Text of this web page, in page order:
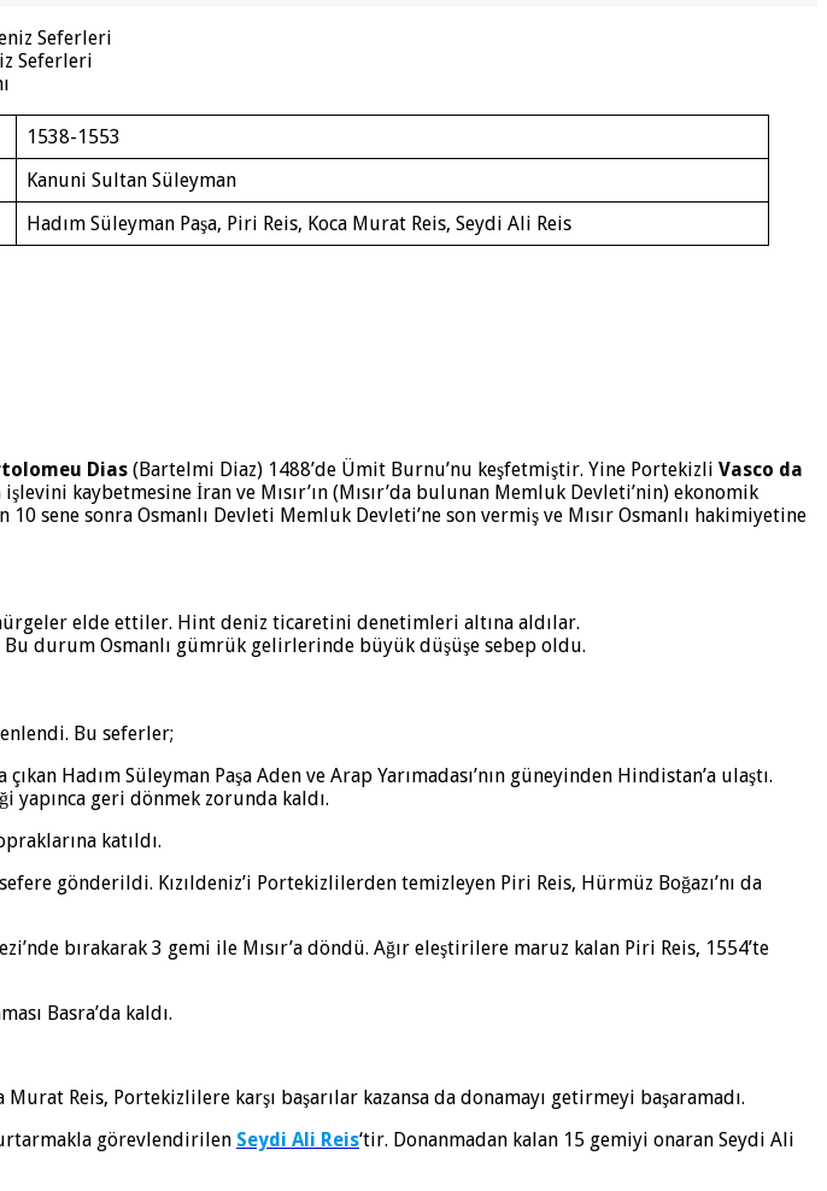
Seferleri
1538-1553
Kanuni Sultan Süleyman
Hadım Süleyman Paşa, Piri Reis, Koca Murat Reis, Seydi Ali Reis
Dias (Bartelmi Diaz) 1488’de Ümit Burnu’nu keşfetmiştir. Yine Portekizli Vasco da
kaybetmesine İran ve Mısır’ın (Mısır’da bulunan Memluk Devleti’nin) ekonomik
sene sonra Osmanlı Devleti Memluk Devleti’ne son vermiş ve Mısır Osmanlı hakimiyetine
elde ettiler. Hint deniz ticaretini denetimleri altına aldılar.
durum Osmanlı gümrük gelirlerinde büyük düşüşe sebep oldu.
Bu seferler;
Hadım Süleyman Paşa Aden ve Arap Yarımadası’nın güneyinden Hindistan’a ulaştı.
geri dönmek zorunda kaldı.
katıldı.
gönderildi. Kızıldeniz’i Portekizlilerden temizleyen Piri Reis, Hürmüz Boğazı’nı da
bırakarak 3 gemi ile Mısır’a döndü. Ağır eleştirilere maruz kalan Piri Reis, 1554’te
Basra’da kaldı.
Reis, Portekizlilere karşı başarılar kazansa da donamayı getirmeyi başaramadı.
görevlendirilen Seydi Ali Reis‘tir. Donanmadan kalan 15 gemiyi onaran Seydi Ali